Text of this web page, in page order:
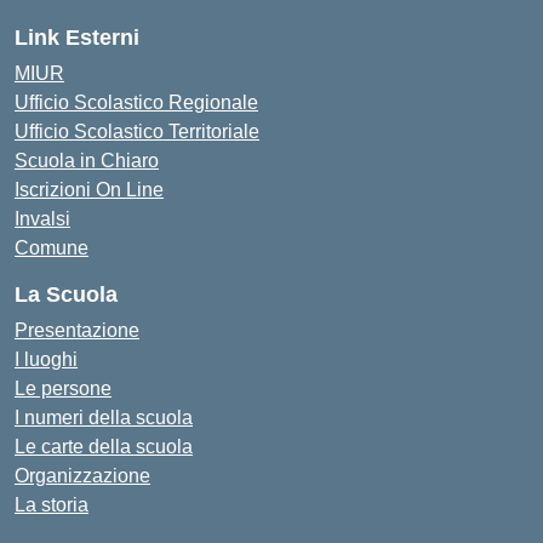
Link Esterni
MIUR
Ufficio Scolastico Regionale
Ufficio Scolastico Territoriale
Scuola in Chiaro
Iscrizioni On Line
Invalsi
Comune
La Scuola
Presentazione
I luoghi
Le persone
I numeri della scuola
Le carte della scuola
Organizzazione
La storia